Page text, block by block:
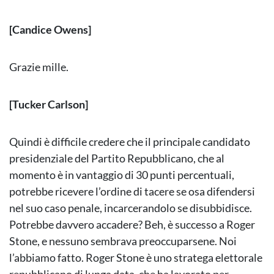
[Candice Owens]
Grazie mille.
[Tucker Carlson]
Quindi è difficile credere che il principale candidato
presidenziale del Partito Repubblicano, che al
momento è in vantaggio di 30 punti percentuali,
potrebbe ricevere l’ordine di tacere se osa difendersi
nel suo caso penale, incarcerandolo se disubbidisce.
Potrebbe davvero accadere? Beh, è successo a Roger
Stone, e nessuno sembrava preoccuparsene. Noi
l’abbiamo fatto. Roger Stone è uno stratega elettorale